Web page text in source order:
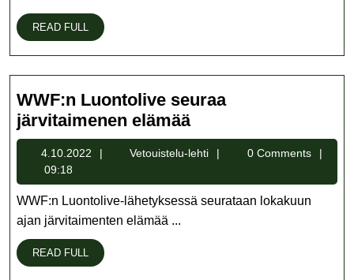
READ FULL READ
FULL
WWF:n Luontolive seuraa
järvitaimenen elämääWWF:n
Luontolive
seuraa
järvitaimenen
elämää
4.10.2022 4.10.2022
Vetouistelu-lehti
Vetouistelu-
0 Comments
09:18
WWF:n Luontolive-lähetyksessä seurataan lokakuun
ajan järvitaimenten elämää ...
READ FULL READ
FULL